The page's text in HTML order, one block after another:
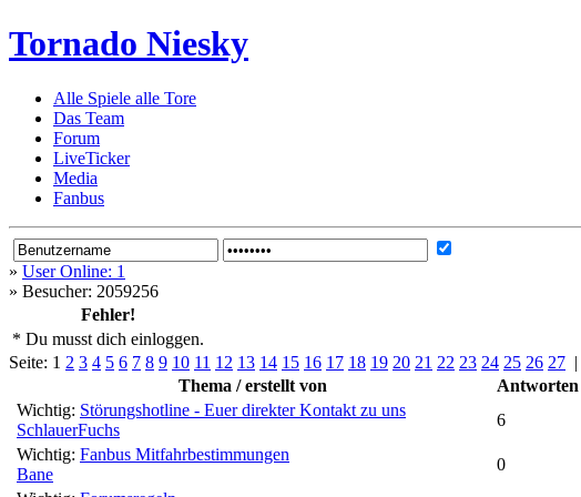
Tornado Niesky
Alle Spiele alle Tore
Das Team
Forum
LiveTicker
Media
Fanbus
» User Online: 1
» Besucher: 2059256
Fehler!
* Du musst dich einloggen.
Seite: 1 2 3 4 5 6 7 8 9 10 11 12 13 14 15 16 17 18 19 20 21 22 23 24 25 26 27 |
Thema / erstellt von
Antworten
Wichtig: Störungshotline - Euer direkter Kontakt zu uns
SchlauerFuchs
6
Wichtig: Fanbus Mitfahrbestimmungen
Bane
0